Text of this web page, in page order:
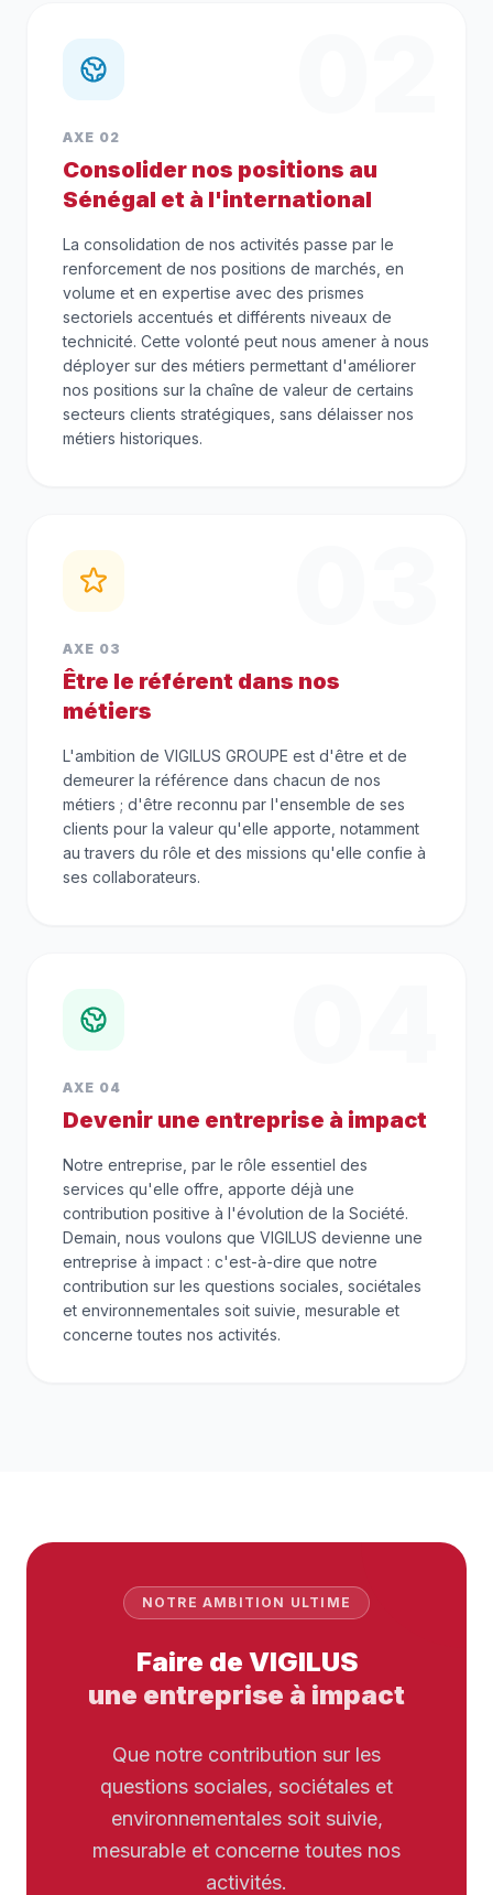
AXE 02
Consolider nos positions au
Sénégal et à l'international
La consolidation de nos activités passe par le
renforcement de nos positions de marchés, en
volume et en expertise avec des prismes
sectoriels accentués et différents niveaux de
technicité. Cette volonté peut nous amener à nous
déployer sur des métiers permettant d'améliorer
nos positions sur la chaîne de valeur de certains
secteurs clients stratégiques, sans délaisser nos
métiers historiques.
AXE 03
Être le référent dans nos
métiers
L'ambition de VIGILUS GROUPE est d'être et de
demeurer la référence dans chacun de nos
métiers ; d'être reconnu par l'ensemble de ses
clients pour la valeur qu'elle apporte, notamment
au travers du rôle et des missions qu'elle confie à
ses collaborateurs.
AXE 04
Devenir une entreprise à impact
Notre entreprise, par le rôle essentiel des
services qu'elle offre, apporte déjà une
contribution positive à l'évolution de la Société.
Demain, nous voulons que VIGILUS devienne une
entreprise à impact : c'est-à-dire que notre
contribution sur les questions sociales, sociétales
et environnementales soit suivie, mesurable et
concerne toutes nos activités.
NOTRE AMBITION ULTIME
Faire de VIGILUS
une entreprise à impact
Que notre contribution sur les
questions sociales, sociétales et
environnementales soit suivie,
mesurable et concerne toutes nos
activités.